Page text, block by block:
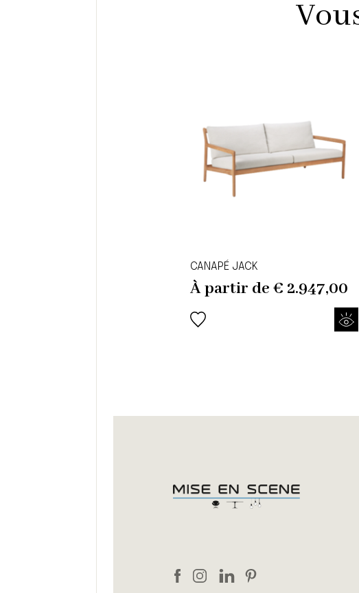
CANAPÉ JACK
À partir de € 2.947,00